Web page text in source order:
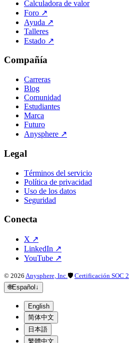
Calculadora de valor
Foro ↗
Ayuda ↗
Talleres
Estado ↗
Compañía
Carreras
Blog
Comunidad
Estudiantes
Marca
Futuro
Anysphere ↗
Legal
Términos del servicio
Política de privacidad
Uso de los datos
Seguridad
Conecta
X ↗
LinkedIn ↗
YouTube ↗
© 2026 Anysphere, Inc. 🛡 Certificación SOC 2
🌐Español ↓
English
简体中文
日本語
繁體中文